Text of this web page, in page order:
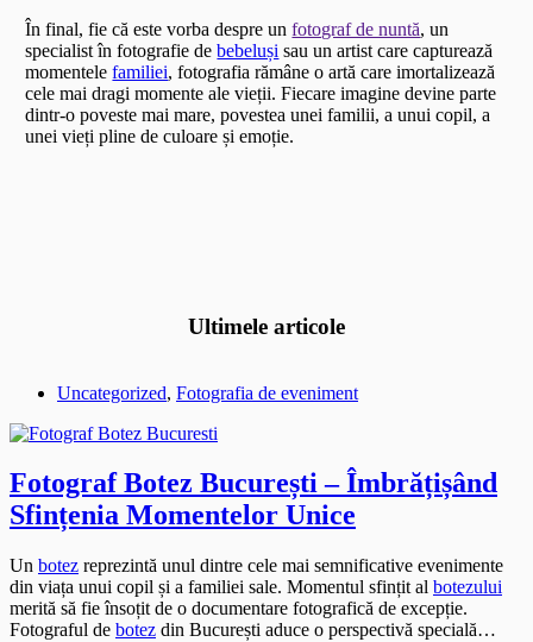
În final, fie că este vorba despre unfotograf de nuntă, un
specialist în fotografie debebeluși sau un artist care capturează
momentelefamiliei, fotografia rămâne o artă care imortalizează
cele mai dragi momente ale vieții. Fiecare imagine devine parte
dintr-o poveste mai mare, povestea unei familii, a unui copil, a
unei vieți pline de culoare și emoție.
Ultimele articole
Uncategorized, Fotografia de eveniment
Fotograf Botez București – Îmbrățișând
Sfințenia Momentelor Unice
Un botez reprezintă unul dintre cele mai semnificative evenimente
din viața unui copil și a familiei sale. Momentul sfințit al botezului
merită să fie însoțit de o documentare fotografică de excepție.
Fotograful de botez din București aduce o perspectivă specială…